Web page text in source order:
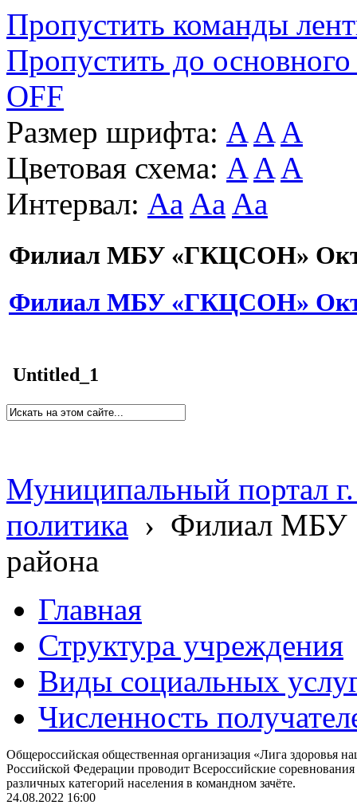
Пропустить команды
Пропустить до основного
OFF
Размер шрифта: A A A
Цветовая схема: A A A
Интервал: Aa Aa Aa
Филиал МБУ «ГКЦСОН»
Филиал МБУ «ГКЦСОН»
Untitled_1
Муниципальный портал
политика › Филиал МБУ
района
Главная
Структура учреждения
Виды социальных
Численность
Общероссийская общественная организация «Лига здоровья
Российской Федерации проводит Всероссийские
различных категорий населения в командном зачёте.
24.08.2022 16:00